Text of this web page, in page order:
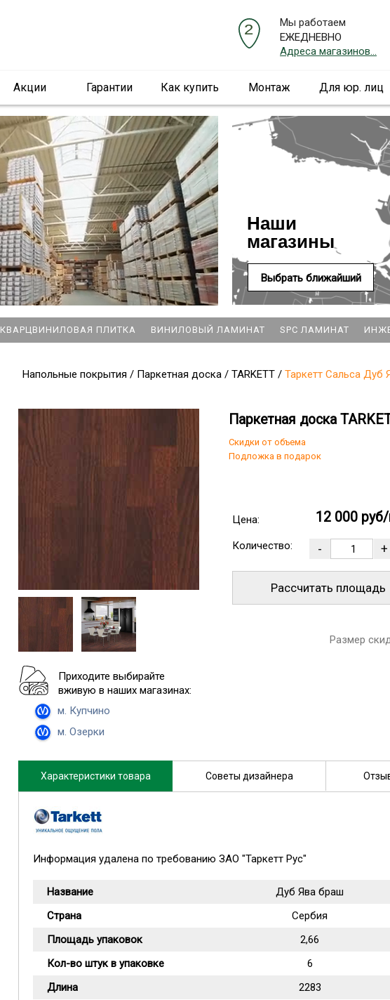
Мы работаем
ЕЖЕДНЕВНО
Адреса магазинов...
Акции Гарантии Как купить Монтаж Для юр. лиц
Наши
магазины
Выбрать ближайший
КВАРЦВИНИЛОВАЯ ПЛИТКА ВИНИЛОВЫЙ ЛАМИНАТ SPC ЛАМИНАТ
Напольные покрытия / Паркетная доска / TARKETT / Таркетт Сальса Дуб
Приходите выбирайте
вживую в наших магазинах:
м. Купчино
м. Озерки
Паркетная доска
Скидки от объема
Подложка в подарок
Цена: 12 000
Количество:
Рассчитать площадь
Размер
Характеристики товара Советы дизайнера
Информация удалена по требованию ЗАО "Таркетт Рус"
Название
Дуб Ява браш
Страна
Сербия
Площадь упаковок
2,66
Кол-во штук в упаковке
6
Длина
2283